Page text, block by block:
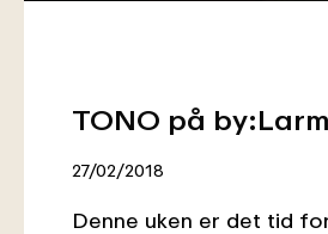
TONO på by:Larm
27/02/2018
Denne uken er det tid